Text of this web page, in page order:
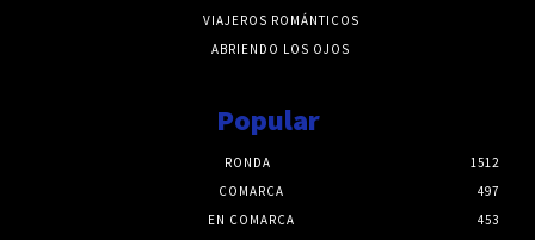
VIAJEROS ROMÁNTICOS
ABRIENDO LOS OJOS
Popular
RONDA
1512
COMARCA
497
EN COMARCA
453